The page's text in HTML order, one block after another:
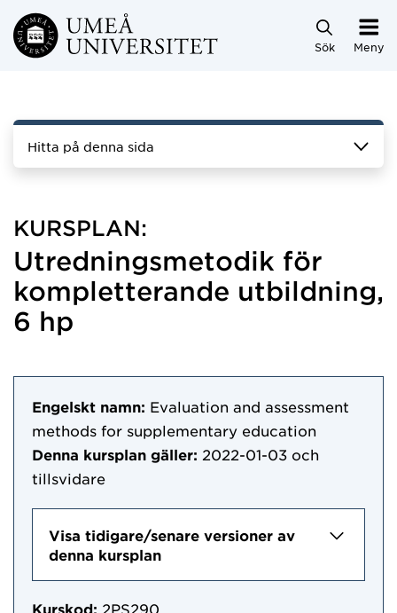
Hoppa direkt till innehållet
Sök Meny
Hitta på denna sida
KURSPLAN:
Utredningsmetodik för
kompletterande utbildning,
6 hp
Engelskt namn: Evaluation and assessment
methods for supplementary education
Denna kursplan gäller: 2022-01-03 och
tillsvidare
Visa tidigare/senare versioner av
denna kursplan
Kurskod: 2PS290